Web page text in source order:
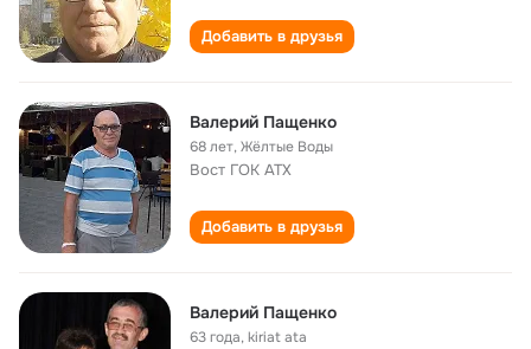
Добавить в друзья
Валерий Пащенко
68 лет,Жёлтые Воды
Вост ГОК АТХ
Добавить в друзья
Валерий Пащенко
63 года,kiriat ata